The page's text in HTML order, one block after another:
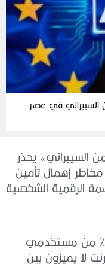
السيبراني في عصر
السيبراني» يحذر
إهمال تأمين
الرقمية الشخصية
90 % من مستخدمي
لا يميزون بين